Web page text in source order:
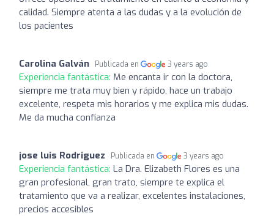
calidad. Siempre atenta a las dudas y a la evolución de
los pacientes
Carolina Galván Publicada en 3 years ago
Experiencia fantástica: Me encanta ir con la doctora,
siempre me trata muy bien y rápido, hace un trabajo
excelente, respeta mis horarios y me explica mis dudas.
Me da mucha confianza
jose luis Rodriguez Publicada en 3 years ago
Experiencia fantástica: La Dra. Elizabeth Flores es una
gran profesional, gran trato, siempre te explica el
tratamiento que va a realizar, excelentes instalaciones,
precios accesibles